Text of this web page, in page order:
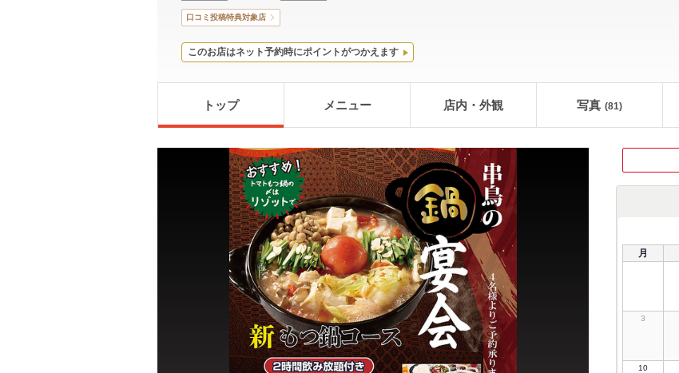
口コミ投稿特典対象店
このお店はネット予約時にポイントがつかえます
トップ メニュー 店内・外観 写真 (81)
月
3
10